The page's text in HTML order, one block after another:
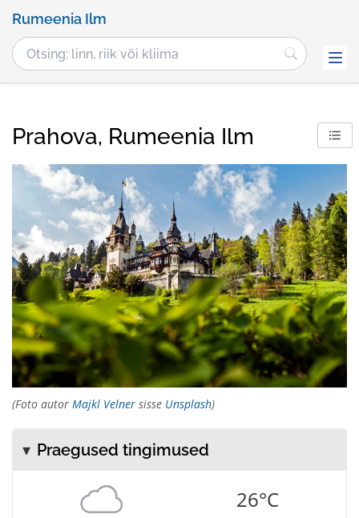
Rumeenia Ilm
Prahova, Rumeenia Ilm
(Foto autor Majkl Velner sisse Unsplash)
Praegused tingimused
26°C